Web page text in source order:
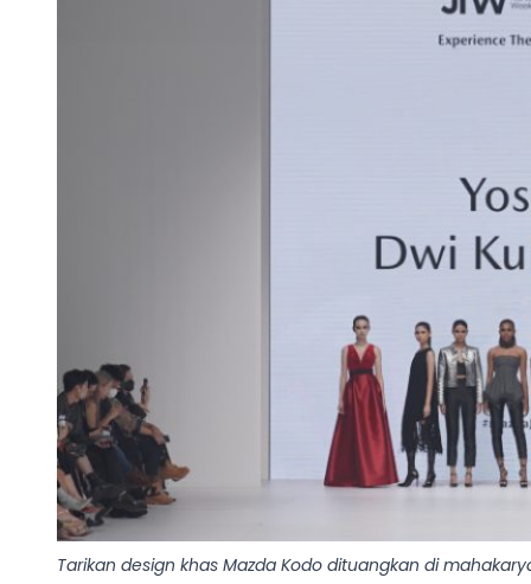
Tarikan design khas Mazda Kodo dituangkan di